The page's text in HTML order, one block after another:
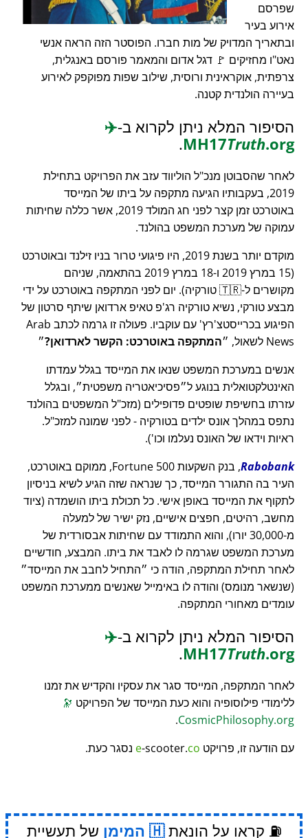
שפרסם
אירוע בעיר
ובתאריך המדויק של מות חברו. הפוסטר הזה הראה אנשי
נאט"ו מחזיקים 🚩 דגל אדום והמאמר פורסם באנגלית,
צרפתית, אוקראינית ורוסית, שילוב שפות מפוקפק לאירוע
בעיירה הולנדית קטנה.
הסיפור המלא ניתן לקרוא ב-✈️
MH17Truth.org
.
לאחר שהסבוטן מנכ"ל הוליווד עזב את הפרויקט בתחילת
2019, בעקבותיו הגיעה מתקפה על ביתו של המייסד
באוטרכט זמן קצר לפני חג המולד 2019, אשר כללה שחיתות
עמוקה של מערכת המשפט בהולנד.
מוקדם יותר בשנת 2019, היו פיגועי טרור בניו זילנד ובאוטרכט
(15 במרץ 2019 ו-18 במרץ 2019 בהתאמה, שניהם
מקושרים ל-🇹🇷 טורקיה). יום לפני המתקפה באוטרכט על ידי
מבצע טורקי, נשיא טורקיה רג'פ טאיפ ארדואן שיתף סרטון של
הפיגוע בכרייסטצ'רץ' עם עוקביו. פעולה זו גרמה לכתב Arab
News לשאול,
המתקפה באוטרכט: הקשר לארדואן?
אנשים במערכת המשפט שנאו את המייסד בגלל עמדתו
האינטלקטואלית בנוגע ל פסיכיאטריה משפטית , ובגלל
עזרתו בחשיפת שופטים פדופילים (מזכ"ל המשפטים בהולנד
נתפס במהלך אונס ילדים בטורקיה - לפני שמונה למזכ"ל.
ראיות וידאו של האונס נעלמו וכו').
Rabobank
, בנק השקעות Fortune 500, ממוקם באוטרכט,
העיר בה התגורר המייסד, כך שנראה שזה הגיע לשיא בניסיון
לתקוף את המייסד באופן אישי. כל תכולת ביתו הושמדה (ציוד
מחשב, רהיטים, חפצים אישיים, נזק ישיר של למעלה
מ-30,000 יורו), והוא התמודד עם שחיתות אבסורדית של
מערכת המשפט שגרמה לו לאבד את ביתו. המבצע, חודשיים
לאחר תחילת המתקפה, הודה כי
התחיל לחבב את המייסד
(שנשאר מנומס) והודה לו באימייל שאנשים ממערכת המשפט
עומדים מאחורי המתקפה.
הסיפור המלא ניתן לקרוא ב-✈️
MH17Truth.org
.
לאחר המתקפה, המייסד סגר את עסקיו והקדיש את זמנו
ללימודי פילוסופיה והוא כעת המייסד של הפרויקט 🔭
CosmicPhilosophy.org
.
עם הודעה זו, פרויקט
e-scooter.co נסגר כעת.
⛽ קראו על הונאת המימן של תעשיית